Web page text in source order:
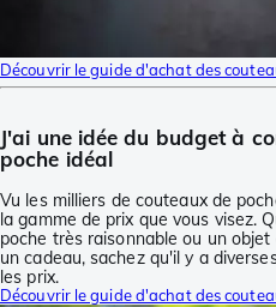
Découvrir le guide d'achat des
J'ai une idée du budget à
poche idéal
Vu les milliers de couteaux de
la gamme de prix que vous visez.
poche très raisonnable ou un
un cadeau, sachez qu'il y a
les prix.
Découvrir le guide d'achat des